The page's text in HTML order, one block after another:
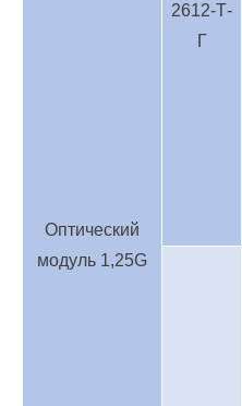
Оптический
модуль 1,25G
2612-Т-
Г